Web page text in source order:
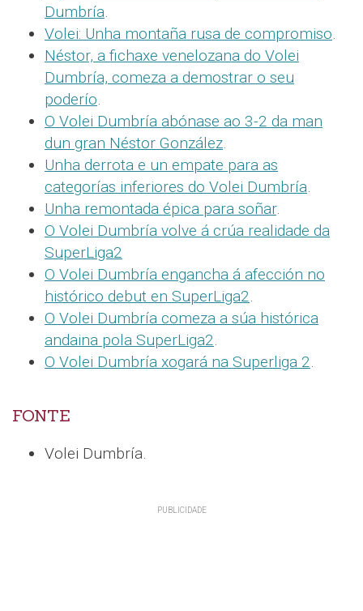
Dumbría.
Volei: Unha montaña rusa de compromiso.
Néstor, a fichaxe venelozana do Volei
Dumbría, comeza a demostrar o seu
poderío.
O Volei Dumbría abónase ao 3-2 da man
dun gran Néstor González.
Unha derrota e un empate para as
categorías inferiores do Volei Dumbría.
Unha remontada épica para soñar.
O Volei Dumbría volve á crúa realidade da
SuperLiga2
O Volei Dumbría engancha á afección no
histórico debut en SuperLiga2.
O Volei Dumbría comeza a súa histórica
andaina pola SuperLiga2.
O Volei Dumbría xogará na Superliga 2.
FONTE
Volei Dumbría.